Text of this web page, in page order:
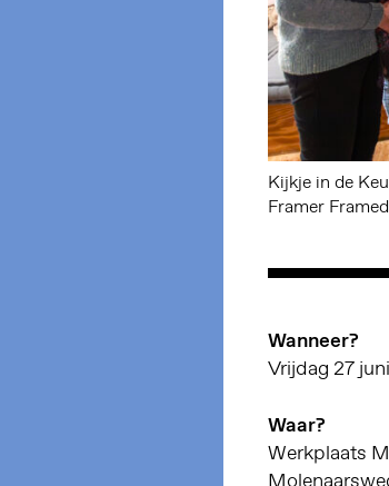
Kijkje in de
Framer Framed
Wanneer?
Vrijdag 27
Waar?
Werkplaats